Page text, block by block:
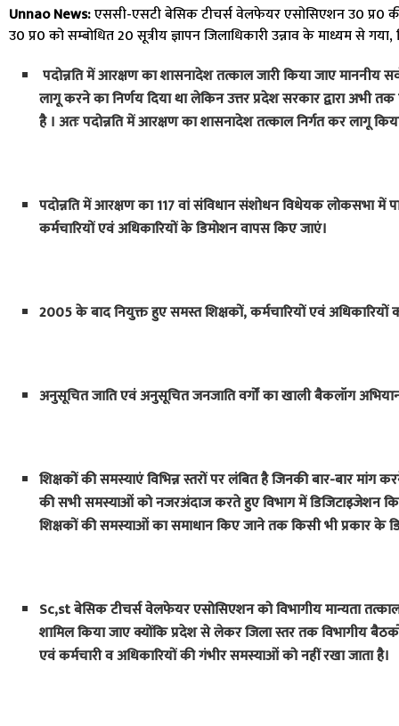
Unnao News:एससी-एसटी बेसिक टीचर्स वेलफेयर एसोसिएशन उ0 प्र0 की
उ0 प्र0 को सम्बोधित 20 सूत्रीय ज्ञापन जिलाधिकारी उन्नाव के माध्यम से गया,
पदोन्नति में आरक्षण का शासनादेश तत्काल जारी किया जाए माननीय
लागू करने का निर्णय दिया था लेकिन उत्तर प्रदेश सरकार द्वारा अभी
है । अतः पदोन्नति में आरक्षण का शासनादेश तत्काल निर्गत कर लागू
पदोन्नति में आरक्षण का 117 वां संविधान संशोधन विधेयक लोकसभा में
कर्मचारियों एवं अधिकारियों के डिमोशन वापस किए जाएं।
2005 के बाद नियुक्त हुए समस्त शिक्षकों, कर्मचारियों एवं
अनुसूचित जाति एवं अनुसूचित जनजाति वर्गों का खाली बैकलॉग
शिक्षकों की समस्याएं विभिन्न स्तरों पर लंबित है जिनकी बार-बार मांग
की सभी समस्याओं को नजरअंदाज करते हुए विभाग में डिजिटाइजेशन
शिक्षकों की समस्याओं का समाधान किए जाने तक किसी भी प्रकार के
Sc,st बेसिक टीचर्स वेलफेयर एसोसिएशन को विभागीय मान्यता
शामिल किया जाए क्योंकि प्रदेश से लेकर जिला स्तर तक विभागीय
एवं कर्मचारी व अधिकारियों की गंभीर समस्याओं को नहीं रखा जाता है।